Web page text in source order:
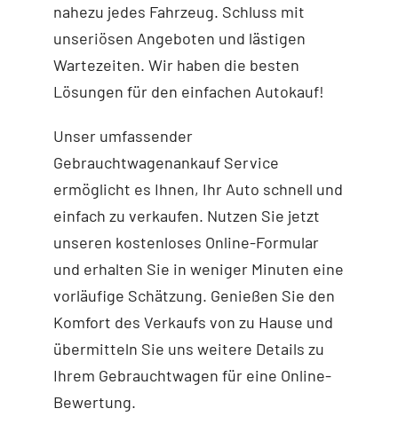
nahezu jedes Fahrzeug. Schluss mit
unseriösen Angeboten und lästigen
Wartezeiten. Wir haben die besten
Lösungen für den einfachen Autokauf!
Unser umfassender
Gebrauchtwagenankauf Service
ermöglicht es Ihnen, Ihr Auto schnell und
einfach zu verkaufen. Nutzen Sie jetzt
unseren kostenloses Online-Formular
und erhalten Sie in weniger Minuten eine
vorläufige Schätzung. Genießen Sie den
Komfort des Verkaufs von zu Hause und
übermitteln Sie uns weitere Details zu
Ihrem Gebrauchtwagen für eine Online-
Bewertung.